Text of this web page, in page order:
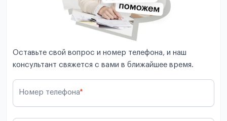
Оставьте свой вопрос и номер телефона, и наш
консультант свяжется с вами в ближайшее время.
Номер телефона*